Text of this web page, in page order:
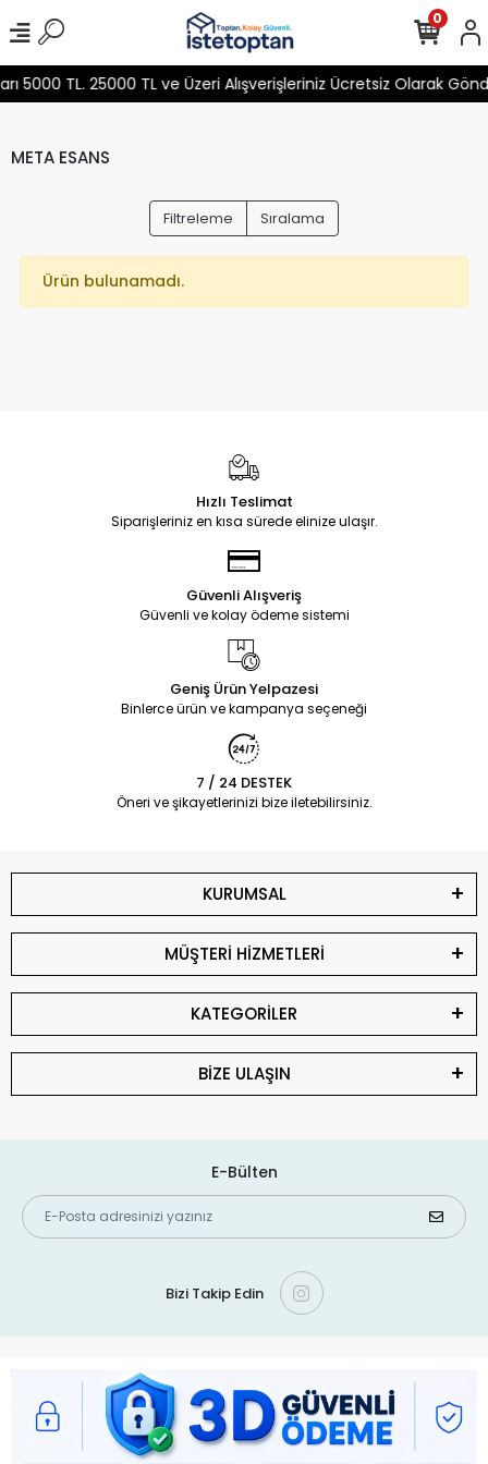
5000 TL. 25000 TL ve Üzeri Alışverişleriniz Ücretsiz Olarak
0
META ESANS
Filtreleme Sıralama
Ürün bulunamadı.
Hızlı Teslimat
Siparişleriniz en kısa sürede elinize ulaşır.
Güvenli Alışveriş
Güvenli ve kolay ödeme sistemi
Geniş Ürün Yelpazesi
Binlerce ürün ve kampanya seçeneği
7 / 24 DESTEK
Öneri ve şikayetlerinizi bize iletebilirsiniz.
KURUMSAL
MÜŞTERİ HİZMETLERİ
KATEGORİLER
BİZE ULAŞIN
E-Bülten
Bizi Takip Edin